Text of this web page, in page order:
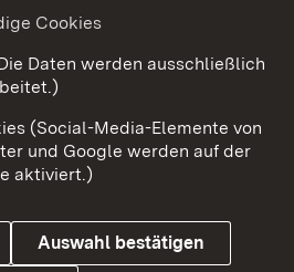
Barrierefreiheit
Cookies
Cookies
Daten werden ausschließlich
(Social-Media-Elemente von
und Google werden auf der
aktiviert.)
Auswahl bestätigen